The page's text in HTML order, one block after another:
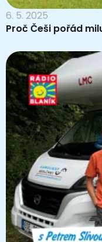
6. 5. 2025
Proč Češi pořád